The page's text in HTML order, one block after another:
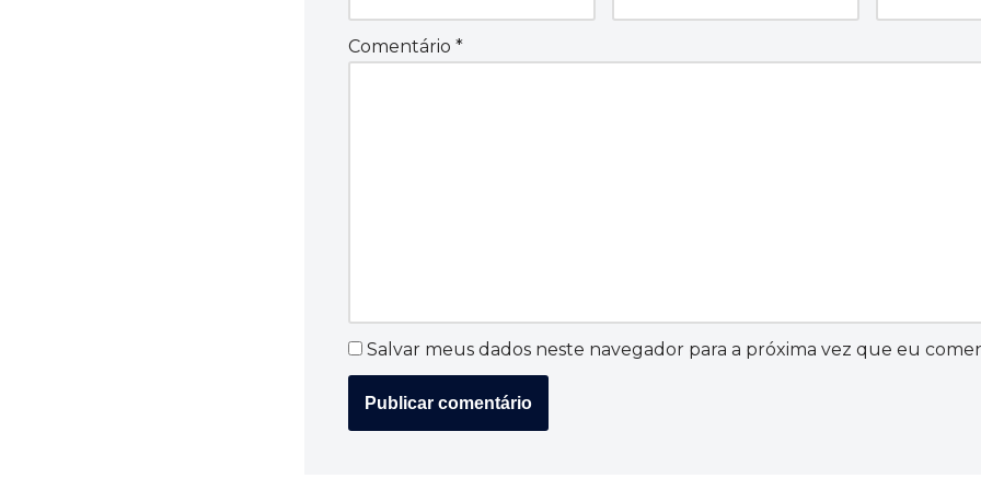
Comentário *
Salvar meus dados neste navegador para a próxima vez que eu